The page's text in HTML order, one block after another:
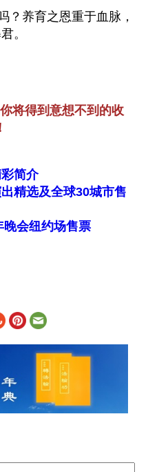
？养育之恩重于血脉，
。
将得到意想不到的收
简介
精选及全球30城市售
会纽约场售票